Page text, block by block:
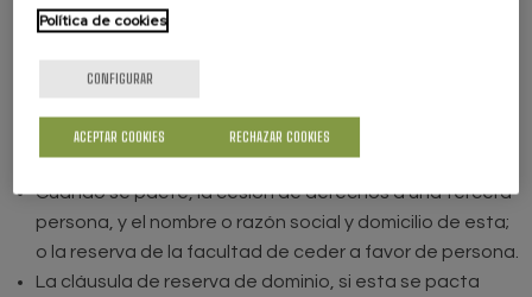
identificación.
desembolso inicial cuando exista, la parte que se
aplaza y, en su caso, la parte financiada por una
tercera persona. En los contratos de financiación
constara el capital del préstamo.
Cuando se pacte, la cesión de derechos a una tercera
persona, y el nombre o razón social y domicilio de esta;
o la reserva de la facultad de ceder a favor de persona.
La cláusula de reserva de dominio, si esta se pacta
Política de cookies
CONFIGURAR
RECHAZAR COOKIES
ACEPTAR COOKIES